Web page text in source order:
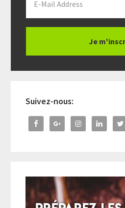
Suivez-nous: